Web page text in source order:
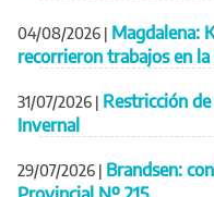
04/08/2026 | Magdalena:
recorrieron trabajos en
31/07/2026 | Restricción
Invernal
29/07/2026 | Brandsen: